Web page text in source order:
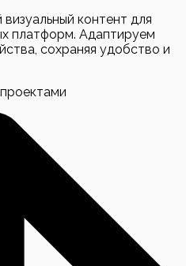
контент для
платформ. Адаптируем
сохраняя удобство и